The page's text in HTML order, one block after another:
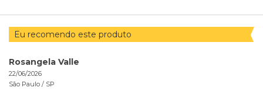
Eu recomendo este produto
Rosangela Valle
22/06/2026
São Paulo / SP